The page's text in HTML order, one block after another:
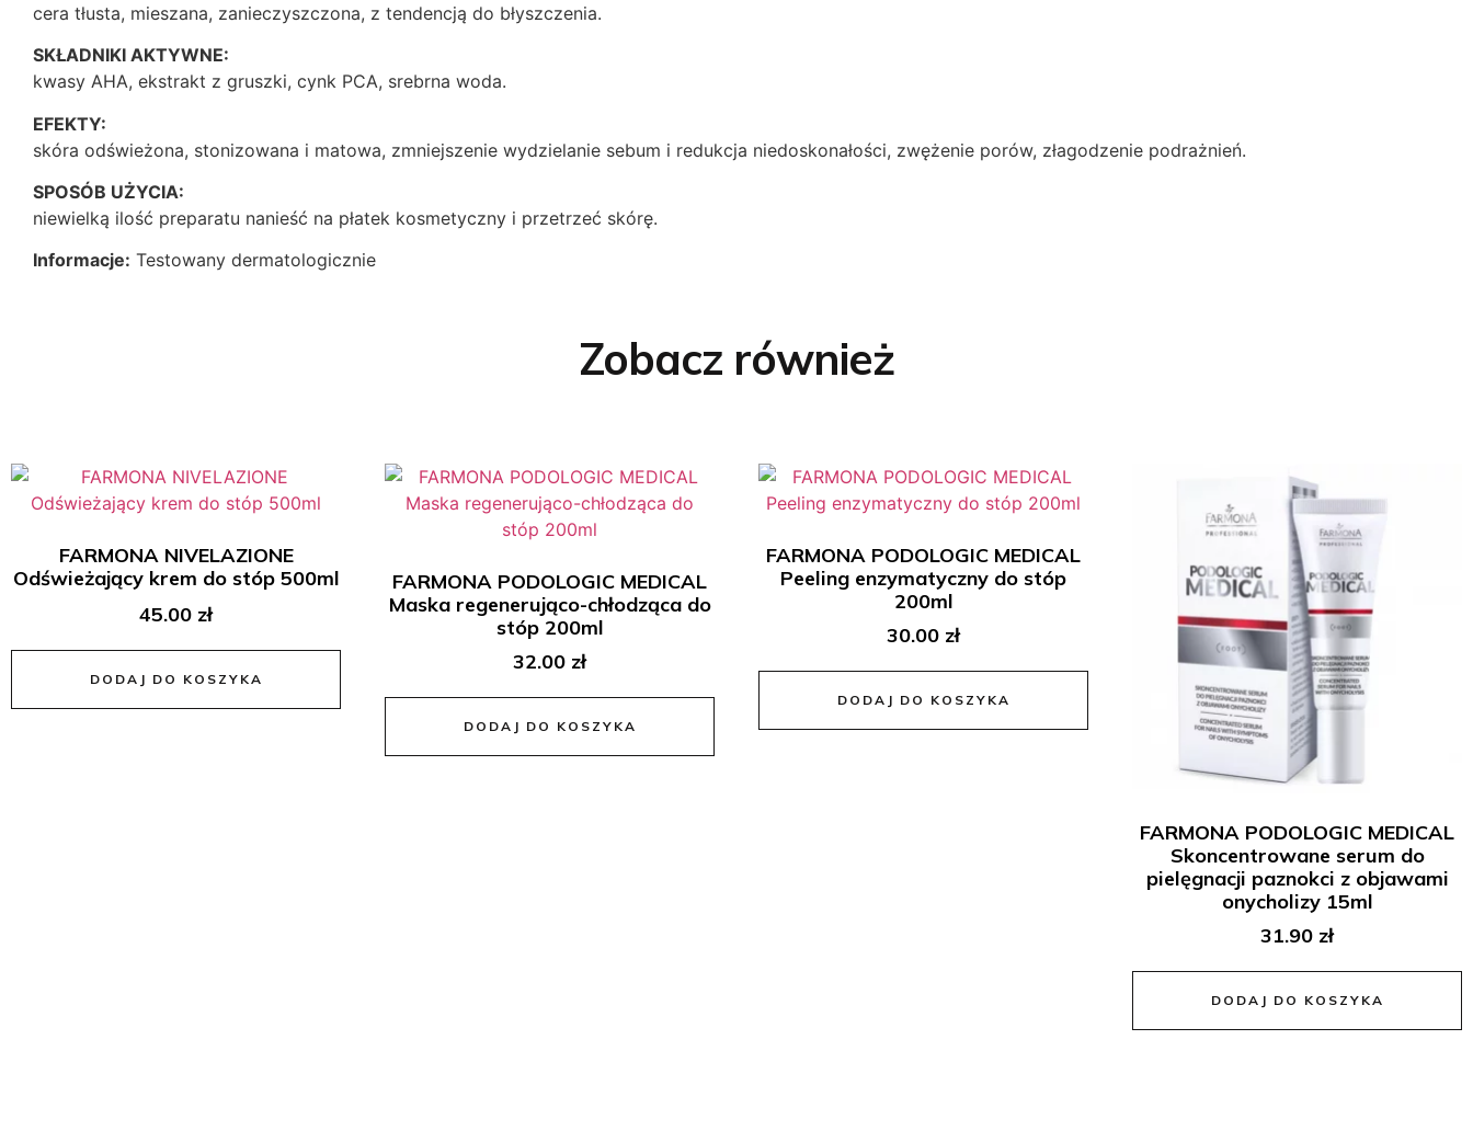
cera tłusta, mieszana, zanieczyszczona, z tendencją do błyszczenia.
SKŁADNIKI AKTYWNE:
kwasy AHA, ekstrakt z gruszki, cynk PCA, srebrna woda.
EFEKTY:
skóra odświeżona, stonizowana i matowa, zmniejszenie wydzielanie sebum i redukcja niedoskonałości, zwężenie porów, złagodzenie podrażnień.
SPOSÓB UŻYCIA:
niewielką ilość preparatu nanieść na płatek kosmetyczny i przetrzeć skórę.
Informacje: Testowany dermatologicznie
Zobacz również
FARMONA NIVELAZIONE
Odświeżający krem do stóp 500ml
45.00 zł
DODAJ DO KOSZYKA
FARMONA PODOLOGIC MEDICAL
Maska regenerująco-chłodząca do
stóp 200ml
32.00 zł
DODAJ DO KOSZYKA
FARMONA PODOLOGIC MEDICAL
Peeling enzymatyczny do stóp
200ml
30.00 zł
DODAJ DO KOSZYKA
FARMONA PODOLOGIC MEDICAL
Skoncentrowane serum do
pielęgnacji paznokci z objawami
onycholizy 15ml
31.90 zł
DODAJ DO KOSZYKA